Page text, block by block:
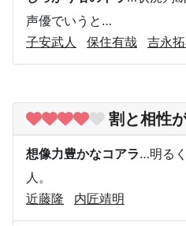
声優でいうと…
子安武人
保住有哉 吉永
割と相性
想像力豊かなコアラ…明る
人。
近藤隆
内匠靖明